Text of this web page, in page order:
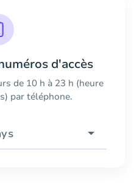
d'accès
de 10 h à 23 h (heure
par téléphone.